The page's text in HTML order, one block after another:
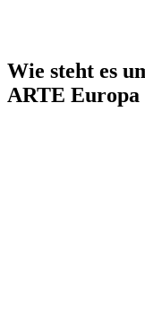
Wie steht es
ARTE Europa